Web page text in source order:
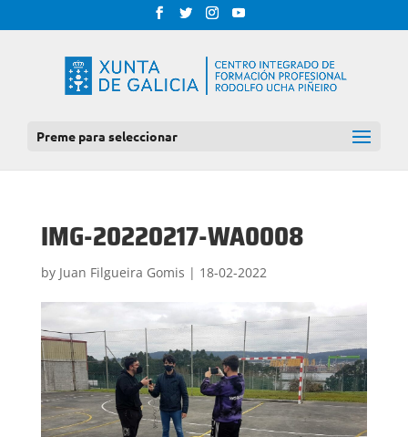
Preme para seleccionar
IMG-20220217-WA0008
by Juan Filgueira Gomis | 18-02-2022